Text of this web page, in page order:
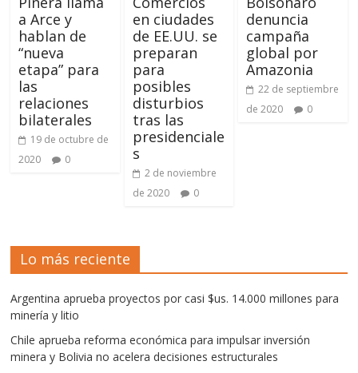
a Arce y
hablan de
“nueva
etapa” para
las
relaciones
bilaterales
19 de octubre de
2020
0
en ciudades
de EE.UU. se
preparan
para
posibles
disturbios
tras las
presidenciale
s
2 de noviembre
de 2020
0
denuncia
campaña
global por
Amazonia
22 de septiembre
de 2020
0
Lo más reciente
Argentina aprueba proyectos por casi $us. 14.000 millones para
minería y litio
Chile aprueba reforma económica para impulsar inversión
minera y Bolivia no acelera decisiones estructurales